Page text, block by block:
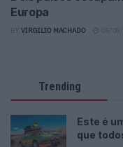
Europa
VIRGILIO MACHADO
Trending
Este é
que